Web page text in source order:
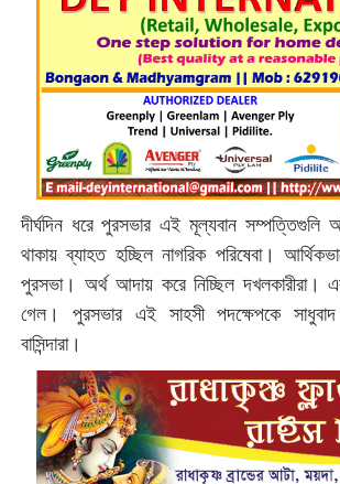
দীর্ঘদিন ধরে পুরসভার এই মূল্যবান সম্পত্তিগুলি
থাকায় ব্যাহত হচ্ছিল নাগরিক পরিষেবা।
পুরসভা। অর্থ আদায় করে নিচ্ছিল দখলকারীরা।
গেল। পুরসভার এই সাহসী পদক্ষেপকে সাধুবাদ
বাসিন্দারা।